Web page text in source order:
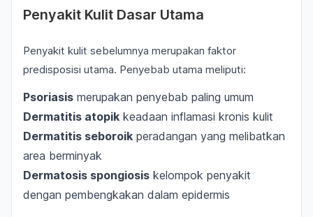
Penyakit Kulit Dasar Utama
Penyakit kulit sebelumnya merupakan faktor
predisposisi utama. Penyebab utama meliputi:
Psoriasis merupakan penyebab paling umum
Dermatitis atopik keadaan inflamasi kronis kulit
Dermatitis seboroik peradangan yang melibatkan
area berminyak
Dermatosis spongiosis kelompok penyakit
dengan pembengkakan dalam epidermis